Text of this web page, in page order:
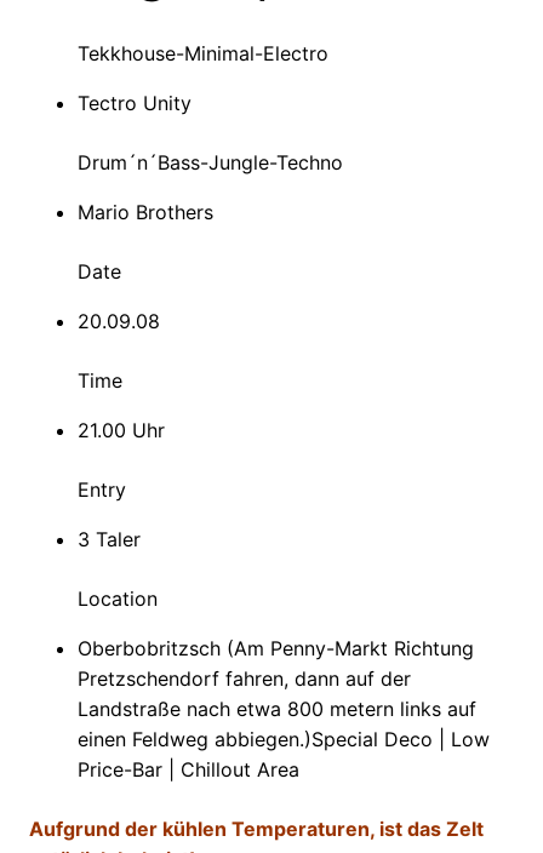
Tekkhouse-Minimal-Electro
Tectro Unity
Drum´n´Bass-Jungle-Techno
Mario Brothers
Date
20.09.08
Time
21.00 Uhr
Entry
3 Taler
Location
Oberbobritzsch (Am Penny-Markt Richtung
Pretzschendorf fahren, dann auf der
Landstraße nach etwa 800 metern links auf
einen Feldweg abbiegen.)Special Deco | Low
Price-Bar | Chillout Area
Aufgrund der kühlen Temperaturen, ist das Zelt